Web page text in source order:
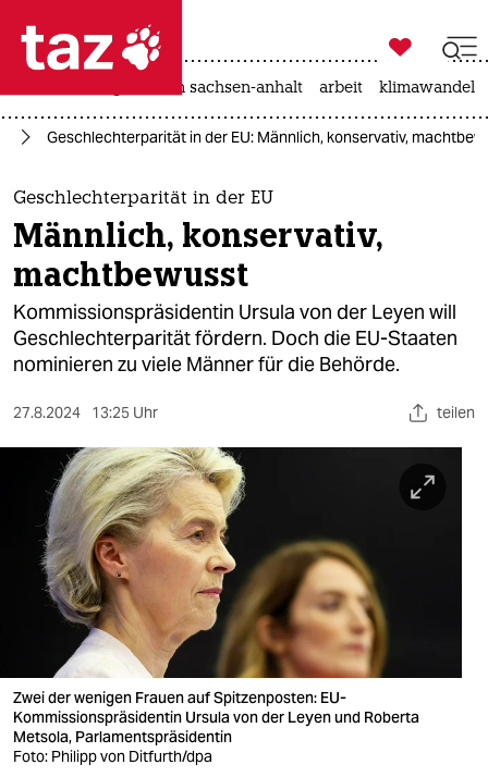
 taz zahl ich
taz zahl ich
themen
politik
öko
gesellschaft
sport
berlin
nord
wahrheit
verlag
verlag
veranstaltungen
shop

taz zahl ich
landtagswahl in sachsen-anhalt arbeit klimawandel
Geschlechterparität in der EU: Männlich, konservativ,
Geschlechterparität in der EU
Männlich, konservativ,
machtbewusst
Kommissionspräsidentin Ursula von der Leyen will
Geschlechterparität fördern. Doch die EU-Staaten
nominieren zu viele Männer für die Behörde.
27.8.2024 13:25 Uhr teilen
Zwei der wenigen Frauen auf Spitzenposten: EU-
Kommissionspräsidentin Ursula von der Leyen und Roberta
Metsola, Parlamentspräsidentin
Foto: Philipp von Ditfurth/dpa